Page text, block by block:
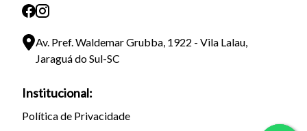
Av. Pref. Waldemar Grubba, 1922 - Vila Lalau,
Jaraguá do Sul-SC
Institucional:
Política de Privacidade